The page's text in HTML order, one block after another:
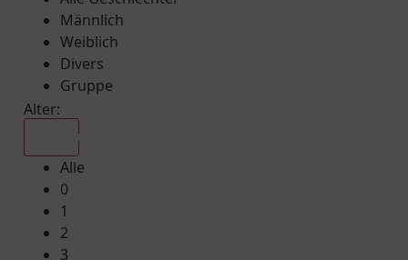
Männlich
Weiblich
Divers
Gruppe
Alter:
Alle
0
1
2
3